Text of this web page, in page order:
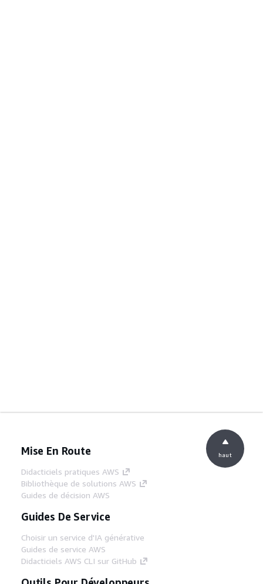
Mise En Route
Didacticiels pratiques AWS
Bibliothèque de solutions AWS
Guides de décision AWS
Guides De Service
Choisir un service d'IA générative
Guides de service AWS
Didacticiels AWS CLI sur GitHub
haut